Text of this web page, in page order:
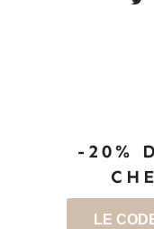
-20%
LE